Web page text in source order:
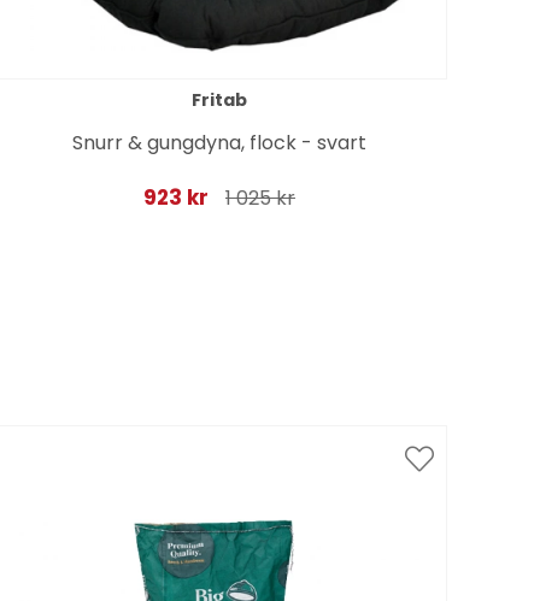
Fritab
Snurr & gungdyna, flock - svart
923 kr 1 025 kr